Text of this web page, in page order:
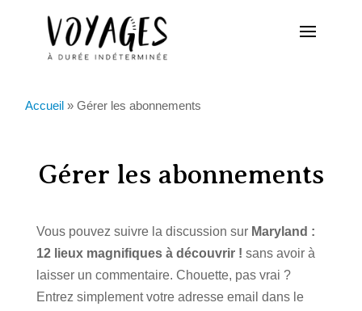
Accueil »Gérer les abonnements
Gérer les abonnements
Vous pouvez suivre la discussion sur Maryland :
12 lieux magnifiques à découvrir ! sans avoir à
laisser un commentaire. Chouette, pas vrai ?
Entrez simplement votre adresse email dans le